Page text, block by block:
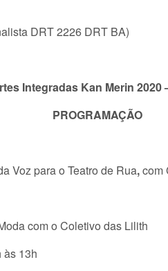
DRT 2226 DRT BA)
Integradas Kan Merin
PROGRAMAÇÃO
Voz para o Teatro de Rua,com
com o Coletivo das Lilith
às 13h